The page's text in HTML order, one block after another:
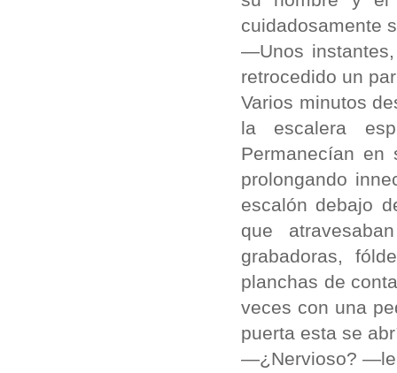
cuidadosamente
—Unos
retrocedido un
Varios minutos
la escalera
Permanecían
prolongando
escalón debajo
que
grabadoras,
planchas de
veces con una
puerta esta se
—¿Nervioso? —le